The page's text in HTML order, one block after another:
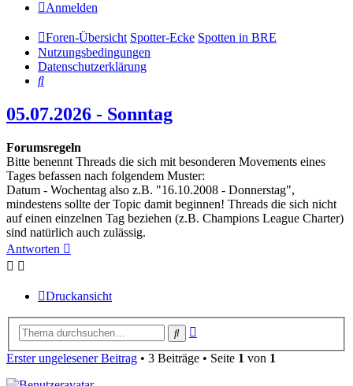
Anmelden
Foren-Übersicht Spotter-Ecke Spotten in BRE
Nutzungsbedingungen
Datenschutzerklärung
Suche
05.07.2026 - Sonntag
Forumsregeln
Bitte benennt Threads die sich mit besonderen Movements eines
Tages befassen nach folgendem Muster:
Datum - Wochentag also z.B. "16.10.2008 - Donnerstag",
mindestens sollte der Topic damit beginnen! Threads die sich nicht
auf einen einzelnen Tag beziehen (z.B. Champions League Charter)
sind natürlich auch zulässig.
Antworten
Druckansicht
Suche
Erster ungelesener Beitrag • 3 Beiträge • Seite 1 von 1